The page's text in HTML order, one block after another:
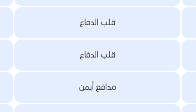
قلب الدفاع
قلب الدفاع
مدافع أيمن